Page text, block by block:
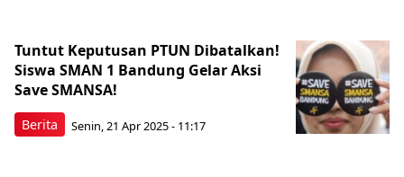
Berita
Tuntut Keputusan PTUN Dibatalkan!
Siswa SMAN 1 Bandung Gelar Aksi
Save SMANSA!
Senin, 21 Apr 2025 - 11:17